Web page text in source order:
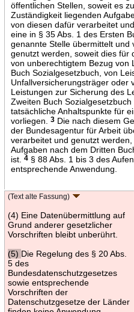
öffentlichen Stellen, soweit es
Zuständigkeit liegenden
von diesen dafür verarbeitet
eine in § 35 Abs. 1 des Ersten
genannte Stelle übermittelt und
genutzt werden, soweit dies für
von unberechtigtem Bezug von
Buch Sozialgesetzbuch, von
Unfallversicherungsträger oder
Leistungen zur Sicherung des
Zweiten Buch
tatsächliche Anhaltspunkte für
vorliegen.
3Die nach diesem
der Bundesagentur für Arbeit
verarbeitet und genutzt
Aufgaben nach dem Dritten
ist.
4§ 88 Abs. 1 bis 3 des
entsprechende Anwendung.
(Text alte Fassung)
(4) Eine Datenübermittlung auf
Grund anderer gesetzlicher
Vorschriften bleibt unberührt.
(5) Die Regelung des § 20 Abs.
5 des
Bundesdatenschutzgesetzes
sowie entsprechende
Vorschriften der
Datenschutzgesetze der Länder